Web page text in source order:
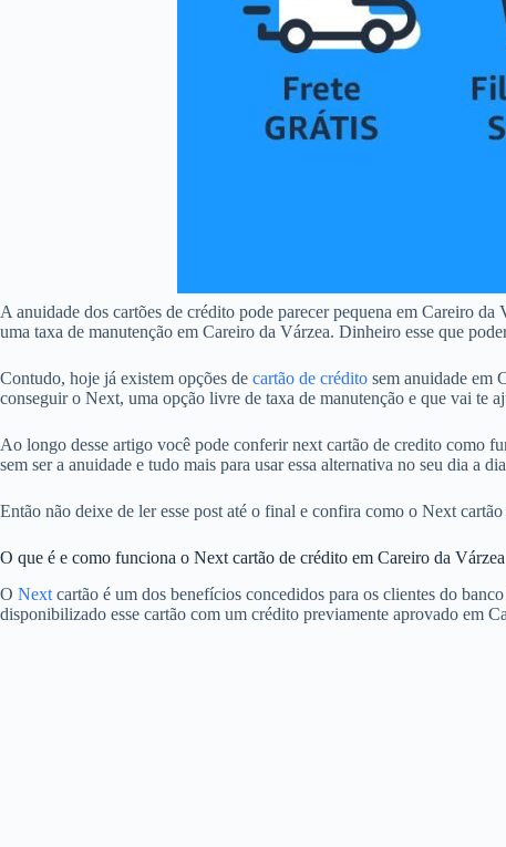
A anuidade dos cartões de crédito pode parecer pequena em Careiro
uma taxa de manutenção em Careiro da Várzea. Dinheiro esse que
Contudo, hoje já existem opções de cartão de crédito sem anuidade em
conseguir o Next, uma opção livre de taxa de manutenção e que vai te
Ao longo desse artigo você pode conferir next cartão de credito como
sem ser a anuidade e tudo mais para usar essa alternativa no seu dia a
Então não deixe de ler esse post até o final e confira como o Next
O que é e como funciona o Next cartão de crédito em Careiro da Várzea
O Next cartão é um dos benefícios concedidos para os clientes do
disponibilizado esse cartão com um crédito previamente aprovado em